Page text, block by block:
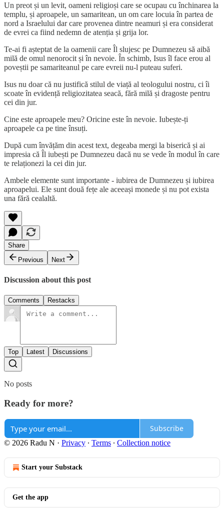
Un preot și un levit, oameni religioși care se ocupau cu închinarea la
templu, și aproapele, un samaritean, un om care locuia în partea de
nord a Israelului dar care provenea dintre neamuri și era considerat
de evrei ca fiind nedemn de atenția și grija lor.
Te-ai fi așteptat de la oamenii care Îl slujesc pe Dumnezeu să aibă
milă de omul nenorocit și în nevoie. În schimb, Isus îl face erou al
poveștii pe samariteanul pe care evreii nu-l puteau suferi.
Isus nu doar că nu justifică stilul de viață al teologului nostru, ci îi
scoate în evidență religiozitatea seacă, fără milă și dragoste pentru
cei din jur.
Cine este aproapele meu? Oricine este în nevoie. Iubește-ți
aproapele ca pe tine însuți.
După cum învățăm din acest text, degeaba mergi la biserică și ai
impresia că Îl iubești pe Dumnezeu dacă nu se vede în modul în care
te relaționezi la cei din jur.
Ambele elemente sunt importante - iubirea de Dumnezeu și iubirea
aproapelui. Ele sunt două fețe ale aceeași monede și nu pot exista
una fără cealaltă.
Share
Previous
Next
Discussion about this post
Comments Restacks
Top Latest Discussions
No posts
Ready for more?
Subscribe
© 2026 Radu N · Privacy ∙ Terms ∙ Collection notice
Start your Substack
Get the app